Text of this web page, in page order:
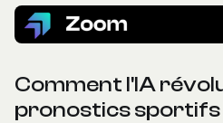
Comment l'IA
pronostics sportifs